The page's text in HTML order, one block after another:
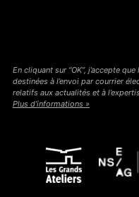
En cliquant sur “OK”, j’accepte
destinées à l’envoi par courrier
relatifs aux actualités et à
Plus d’informations »